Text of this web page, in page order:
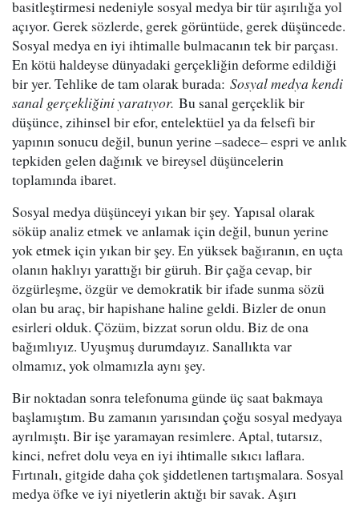
basitleştirmesi nedeniyle sosyal medya bir tür aşırılığa yol
açıyor. Gerek sözlerde, gerek görüntüde, gerek düşüncede.
Sosyal medya en iyi ihtimalle bulmacanın tek bir parçası.
En kötü haldeyse dünyadaki gerçekliğin deforme edildiği
bir yer. Tehlike de tam olarak burada: Sosyal medya kendi
sanal gerçekliğini yaratıyor. Bu sanal gerçeklik bir
düşünce, zihinsel bir efor, entelektüel ya da felsefi bir
yapının sonucu değil, bunun yerine –sadece– espri ve anlık
tepkiden gelen dağınık ve bireysel düşüncelerin
toplamında ibaret.
Sosyal medya düşünceyi yıkan bir şey. Yapısal olarak
söküp analiz etmek ve anlamak için değil, bunun yerine
yok etmek için yıkan bir şey. En yüksek bağıranın, en uçta
olanın haklıyı yarattığı bir güruh. Bir çağa cevap, bir
özgürleşme, özgür ve demokratik bir ifade sunma sözü
olan bu araç, bir hapishane haline geldi. Bizler de onun
esirleri olduk. Çözüm, bizzat sorun oldu. Biz de ona
bağımlıyız. Uyuşmuş durumdayız. Sanallıkta var
olmamız, yok olmamızla aynı şey.
Bir noktadan sonra telefonuma günde üç saat bakmaya
başlamıştım. Bu zamanın yarısından çoğu sosyal medyaya
ayrılmıştı. Bir işe yaramayan resimlere. Aptal, tutarsız,
kinci, nefret dolu veya en iyi ihtimalle sıkıcı laflara.
Fırtınalı, gitgide daha çok şiddetlenen tartışmalara. Sosyal
medya öfke ve iyi niyetlerin aktığı bir savak. Aşırı